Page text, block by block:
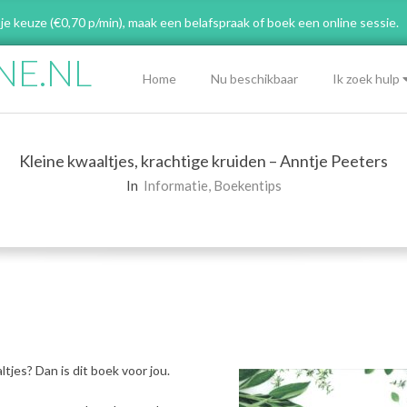
keuze (€0,70 p/min), maak een belafspraakof boek een online sessie.
Menu
Home Nu beschikbaar Ik zoek hulp
Kleine kwaaltjes, krachtige kruiden – Anntje Peeters
In Informatie, Boekentips
Dan is dit boek voor jou.